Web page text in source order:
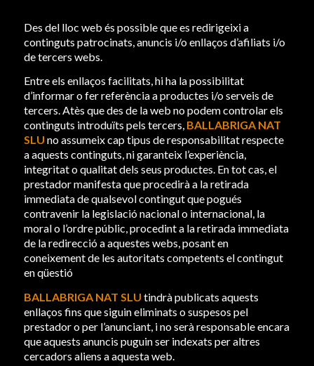
Des del lloc web és possible que es redirigeixi a
continguts patrocinats, anuncis i/o enllaços d’afiliats i/o
de tercers webs.
Entre els enllaços facilitats, hi ha la possibilitat
d’informar o fer referència a productes i/o serveis de
tercers. Atès que des de la web no podem controlar els
continguts introduïts pels tercers, BALLABRIGA NAT
SLU no assumeix cap tipus de responsabilitat respecte
a aquests continguts, ni garanteix l’experiència,
integritat o qualitat dels seus productes. En tot cas, el
prestador manifesta que procedirà a la retirada
immediata de qualsevol contingut que pogués
contravenir la legislació nacional o internacional, la
moral o l’ordre públic, procedint a la retirada immediata
de la redirecció a aquestes webs, posant en
coneixement de les autoritats competents el contingut
en qüestió
BALLABRIGA NAT SLU tindrà publicats aquests
enllaços fins que siguin eliminats o suspesos pel
prestador o per l’anunciant, i no serà responsable encara
que aquests anuncis puguin ser indexats per altres
cercadors aliens a aquesta web.